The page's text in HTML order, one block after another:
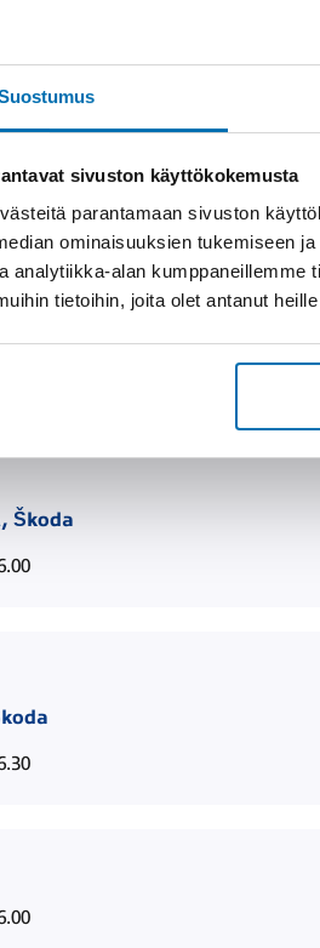
sivuston käyttökokemusta
parantamaan sivuston
ominaisuuksien tukemiseen
analytiikka-alan
tietoihin, joita olet antanut
LA 10.00-14.00
Škoda